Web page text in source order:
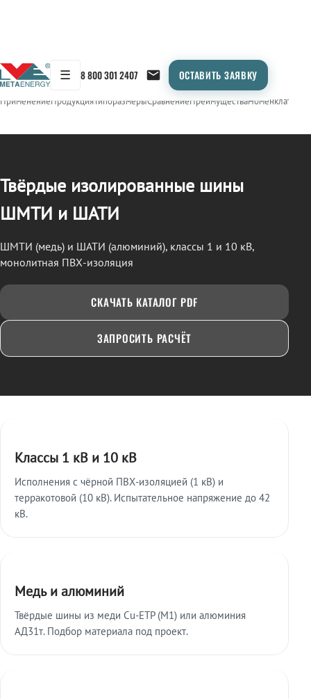
☰ 8 800 301 2407 ОСТАВИТЬ ЗАЯВКУ
← Продукция/СТП (ШМТИ / ШАТИ)
ПрименениеПродукцияТипоразмерыСравнениеПреимуществаНоменклатура
Твёрдые изолированные шины
ШМТИ и ШАТИ
ШМТИ (медь) и ШАТИ (алюминий), классы 1 и 10 кВ,
монолитная ПВХ-изоляция
СКАЧАТЬ КАТАЛОГ PDF
ЗАПРОСИТЬ РАСЧЁТ
Классы 1 кВ и 10 кВ
Исполнения с чёрной ПВХ-изоляцией (1 кВ) и
терракотовой (10 кВ). Испытательное напряжение до 42
кВ.
Медь и алюминий
Твёрдые шины из меди Cu-ETP (M1) или алюминия
АД31т. Подбор материала под проект.